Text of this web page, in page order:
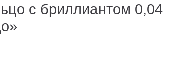
с бриллиантом 0,04